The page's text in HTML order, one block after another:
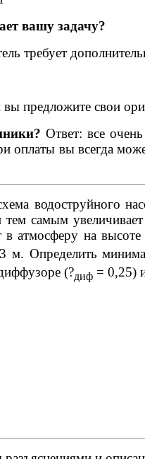
вашу задачу?
требует
предложите свои
Ответ: все
оплаты вы всегда
водоструйного
самым
атмосферу на высоте
м. Определить
(?диф = 0,25)